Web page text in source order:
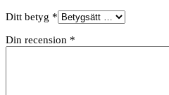
Ditt betyg *
Din recension *